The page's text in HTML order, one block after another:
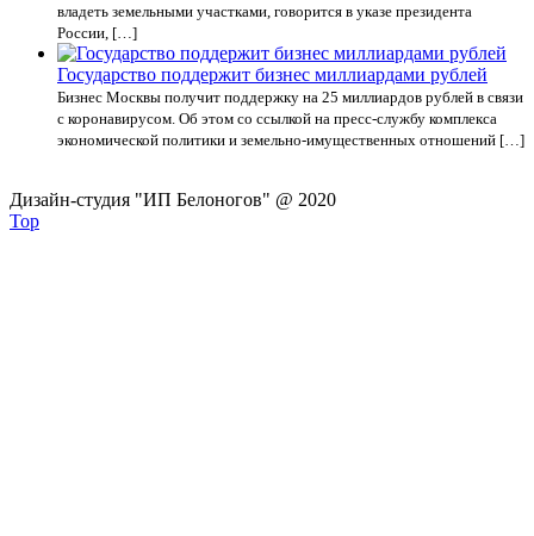
владеть земельными участками, говорится в указе президента
России, […]
Государство поддержит бизнес миллиардами рублей
Бизнес Москвы получит поддержку на 25 миллиардов рублей в связи
с коронавирусом. Об этом со ссылкой на пресс-службу комплекса
экономической политики и земельно-имущественных отношений […]
Дизайн-студия "ИП Белоногов" @ 2020
Top